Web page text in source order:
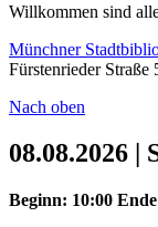
Willkommen sind
Münchner
Fürstenrieder Straße
Nach oben
08.08.2026
Beginn: 10:00